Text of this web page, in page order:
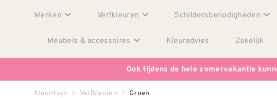
Merken Verfkleuren Schildersbenodigheden
Meubels & accessoires Kleuradvies Zakelijk
Ook tijdens de hele zomervakantie
KleurHuys Verfkleuren Groen